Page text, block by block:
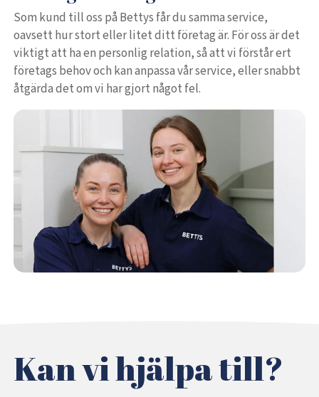
Som kund till oss på Bettys får du samma service,
oavsett hur stort eller litet ditt företag är. För oss är det
viktigt att ha en personlig relation, så att vi förstår ert
företags behov och kan anpassa vår service, eller snabbt
åtgärda det om vi har gjort något fel.
Kan vi hjälpa till?